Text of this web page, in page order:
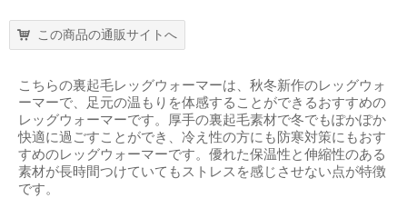
この商品の通販サイトへ
こちらの裏起毛レッグウォーマーは、秋冬新作のレッグウォ
ーマーで、足元の温もりを体感することができるおすすめの
レッグウォーマーです。厚手の裏起毛素材で冬でもぽかぽか
快適に過ごすことができ、冷え性の方にも防寒対策にもおす
すめのレッグウォーマーです。優れた保温性と伸縮性のある
素材が長時間つけていてもストレスを感じさせない点が特徴
です。